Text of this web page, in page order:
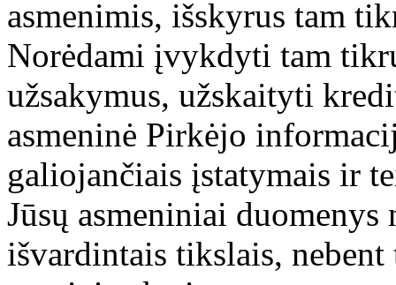
asmenimis, išskyrus tam
Norėdami įvykdyti tam
užsakymus, užskaityti
asmeninė Pirkėjo
galiojančiais įstatymais ir
Jūsų asmeniniai
išvardintais tikslais,